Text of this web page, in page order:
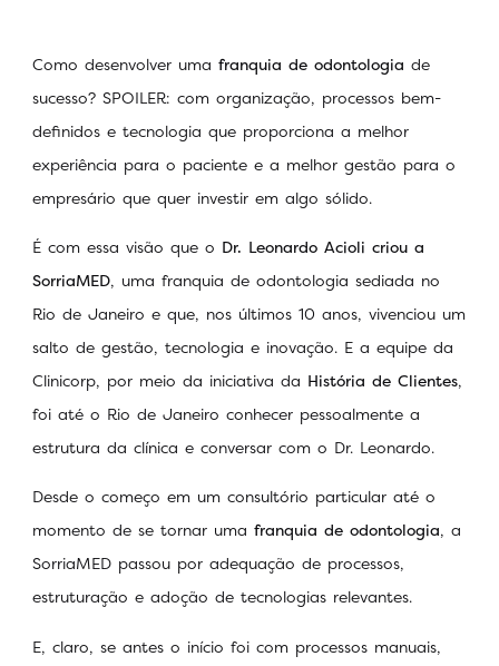
Como desenvolver uma franquia de odontologia de
sucesso? SPOILER: com organização, processos bem-
definidos e tecnologia que proporciona a melhor
experiência para o paciente e a melhor gestão para o
empresário que quer investir em algo sólido.
É com essa visão que o Dr. Leonardo Acioli criou a
SorriaMED, uma franquia de odontologia sediada no
Rio de Janeiro e que, nos últimos 10 anos, vivenciou um
salto de gestão, tecnologia e inovação. E a equipe da
Clinicorp, por meio da iniciativa da História de Clientes,
foi até o Rio de Janeiro conhecer pessoalmente a
estrutura da clínica e conversar com o Dr. Leonardo.
Desde o começo em um consultório particular até o
momento de se tornar uma franquia de odontologia, a
SorriaMED passou por adequação de processos,
estruturação e adoção de tecnologias relevantes.
E, claro, se antes o início foi com processos manuais,